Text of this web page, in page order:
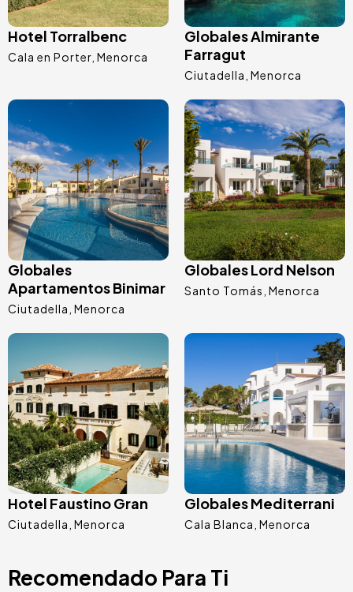
Hotel Torralbenc
Cala en Porter Menorca
Globales Almirante
Farragut
Ciutadella Menorca
Image
Globales
Apartamentos Binimar
Ciutadella Menorca
Image
Globales Lord Nelson
Santo Tomás Menorca
Image
Hotel Faustino Gran
Ciutadella Menorca
Image
Globales Mediterrani
Cala Blanca Menorca
Recomendado Para Ti